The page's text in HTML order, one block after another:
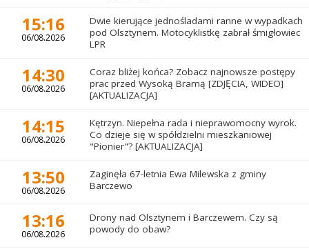
15:16
06/08.2026
Dwie kierujące jednośladami ranne w wypadkach
pod Olsztynem. Motocyklistkę zabrał śmigłowiec
LPR
14:30
06/08.2026
Coraz bliżej końca? Zobacz najnowsze postępy
prac przed Wysoką Bramą [ZDJĘCIA, WIDEO]
[AKTUALIZACJA]
14:15
06/08.2026
Kętrzyn. Niepełna rada i nieprawomocny wyrok.
Co dzieje się w spółdzielni mieszkaniowej
"Pionier"? [AKTUALIZACJA]
13:50
06/08.2026
Zaginęła 67-letnia Ewa Milewska z gminy
Barczewo
13:16
06/08.2026
Drony nad Olsztynem i Barczewem. Czy są
powody do obaw?